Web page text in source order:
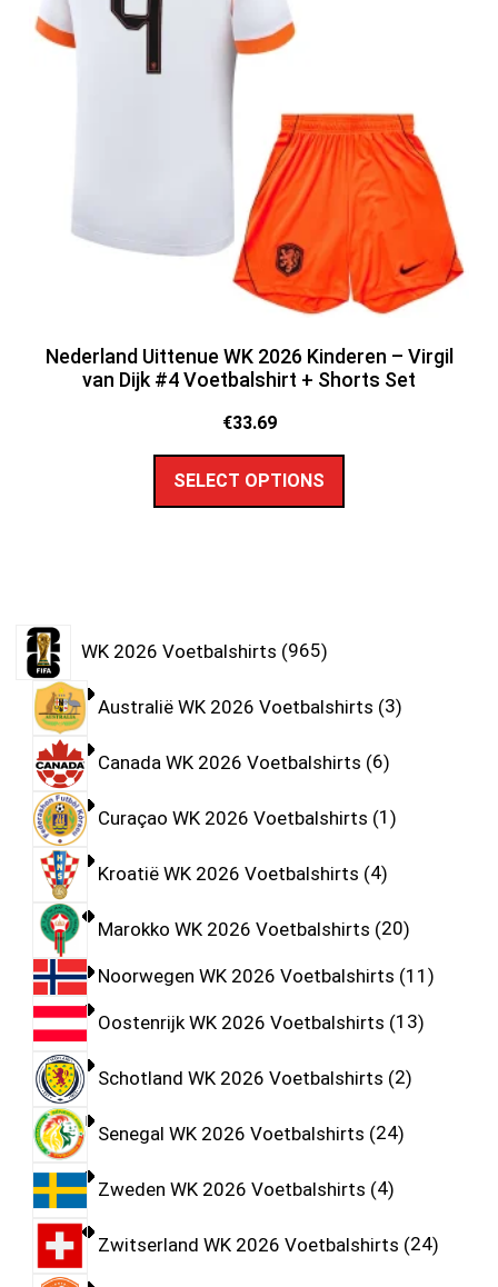
Nederland Uittenue WK 2026 Kinderen – Virgil
van Dijk #4 Voetbalshirt + Shorts Set
€33.69
SELECT OPTIONS
WK 2026 Voetbalshirts 965
Australië WK 2026 Voetbalshirts 3
Canada WK 2026 Voetbalshirts 6
Curaçao WK 2026 Voetbalshirts 1
Kroatië WK 2026 Voetbalshirts 4
Marokko WK 2026 Voetbalshirts 20
Noorwegen WK 2026 Voetbalshirts 11
Oostenrijk WK 2026 Voetbalshirts 13
Schotland WK 2026 Voetbalshirts 2
Senegal WK 2026 Voetbalshirts 24
Zweden WK 2026 Voetbalshirts 4
Zwitserland WK 2026 Voetbalshirts 24